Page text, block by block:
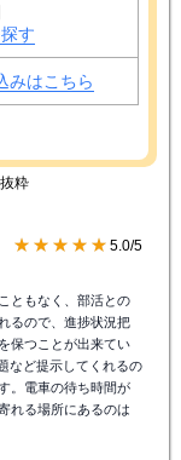
す
みはこちら
粋
★★★★★ 5.0/5
ともなく、部活との
るので、進捗状況把
保つことが出来てい
など提示してくれるの
。電車の待ち時間が
れる場所にあるのは